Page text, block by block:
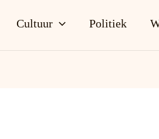
Cultuur Politiek